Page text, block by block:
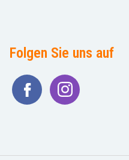
Folgen Sie uns auf